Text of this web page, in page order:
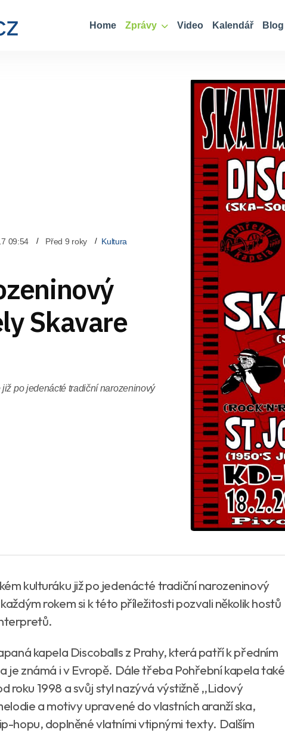
Home Zprávy Video Kalendář Blog
09:54 Před 9 roky Kultura
Skavare
po jedenácté tradiční narozeninový
kulturáku již po jedenácté tradiční narozeninový
rokem si k této příležitosti pozvali několik hostů
kapela Discoballs z Prahy, která patří k předním
je známá i v Evropě. Dále třeba Pohřební kapela také
roku 1998 a svůj styl nazývá výstižně ,,Lidový
a motivy upravené do vlastních aranží ska,
hopu, doplněné vlatními vtipnými texty. Dalším